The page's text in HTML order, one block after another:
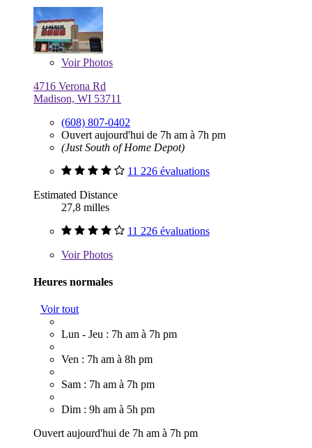
VoirPhotos
4716 Verona Rd
Madison, WI 53711
(608) 807-0402
Ouvert aujourd'hui de 7h am à 7h pm
(Just South of Home Depot)
11 226 évaluations
Estimated Distance
27,8 milles
11 226 évaluations
VoirPhotos
Heures normales
Voir tout
Lun - Jeu : 7h am à 7h pm
Ven : 7h am à 8h pm
Sam : 7h am à 7h pm
Dim : 9h am à 5h pm
Ouvert aujourd'hui de 7h am à 7h pm